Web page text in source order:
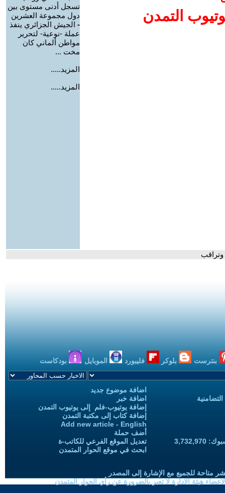
التمدن
تسجل أدنى مستوى بين
دول مجموعة العشرين
- الجيش الجزائري ينفذ
عملة -نوعية- لتحرير
مواطن ألماني كان
مخت ...
المزيد.....
المزيد.....
بنترست بلوكر فليبورد الموبايل بودكاست
اضافة موضوع جديد
اضافة خبر
إضافة يوتيوب-فلم إلى يوتيوب التمدن
إضافة كتاب إلى مكتبة التمدن
Add new article - English
أضف حملة
تعديل الموقع الفرعي للكاتب-ة
ابحث في موقع الحوار المتمدن
متاحة للجميع مع الإشارة إلى المصدر
هيئة الادارة لا تعبر بالضرورة عن رأي الحوار المتمدن